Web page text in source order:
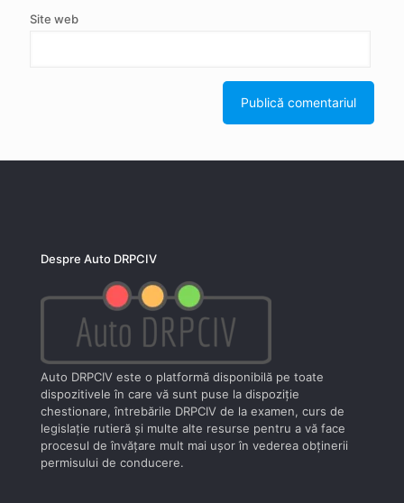
Site web
Despre Auto DRPCIV
Auto DRPCIV este o platformă disponibilă pe toate
dispozitivele în care vă sunt puse la dispoziţie
chestionare, întrebările DRPCIV de la examen, curs de
legislaţie rutieră şi multe alte resurse pentru a vă face
procesul de învăţare mult mai uşor în vederea obţinerii
permisului de conducere.